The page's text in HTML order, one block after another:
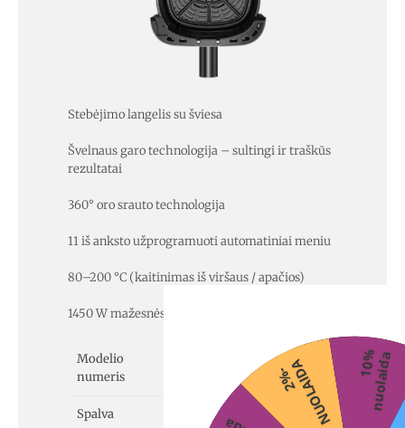
Stebėjimo langelis su šviesa
Švelnaus garo technologija – sultingi ir traškūs
rezultatai
360° oro srauto technologija
11 iš anksto užprogramuoti automatiniai meniu
80–200 °C (kaitinimas iš viršaus / apačios)
1450 W mažesnės energijos sąnaudos
Modelio
numeris
Spalva pilkai matinė
2
%
-
N
U
O
L
A
I
D
A 1
0
%
n
u
o
l
a
i
d
a